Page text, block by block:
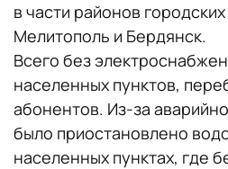
в части районов
Мелитополь и Бердянск.
Всего без
населенных пунктов,
абонентов. Из-за
было приостановлено
населенных пунктах, где